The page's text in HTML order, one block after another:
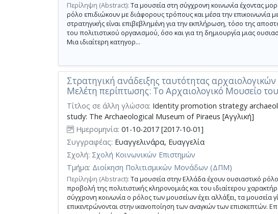
of
Piraeus
Ακύρωση
των
κριτηρίων
αναζήτησης
αποτελεσμάτων
με
τη
χρήση
επιπλέον
κριτηρίων
αναζήτησης
Περίληψη (Abstract): Τα μουσεία στη σύγχρονη κοινωνία έχοντας
ρόλο επιδιώκουν με διάφορους τρόπους και μέσα την επικοινωνία
στρατηγικής είναι επιβεβλημένη για την εκπλήρωση, τόσο της
του πολιτιστικού οργανισμού, όσο και για τη δημιουργία μιας
Μια ιδιαίτερη κατηγορ...
Στρατηγική ανάδειξης ταυτότητας
Μελέτη περίπτωσης: Το Αρχαιολογικό Μουσείο
Τίτλος σε άλλη γλώσσα: Identity promotion strategy
study: The Archaeological Museum of Piraeus [Αγγλική]
Ημερομηνία: 01-10-2017 [2017-10-01]
Συγγραφέας: Ευαγγελινάρα, Ευαγγελία
Σχολή: Σχολή Κοινωνικών Επιστημών
Τμήμα: Διοίκηση Πολιτισμικών Μονάδων (ΔΠΜ)
Περίληψη (Abstract): Τα μουσεία στην Ελλάδα έχουν ουσιαστικό
προβολή της πολιτιστικής κληρονομιάς και του ιδιαίτερου
σύγχρονη κοινωνία ο ρόλος των μουσείων έχει αλλάξει, τα μουσεία
επικεντρώνονται στην ικανοποίηση των αναγκών των επισκεπτών.